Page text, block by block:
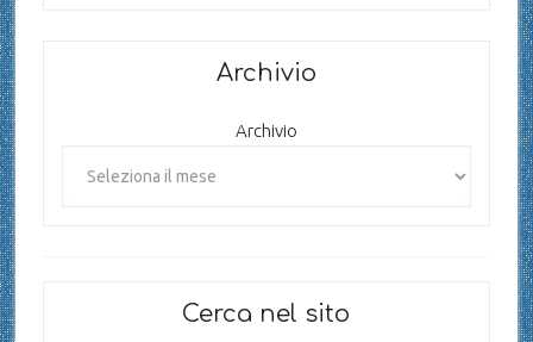
Archivio
Archivio
Cerca nel sito